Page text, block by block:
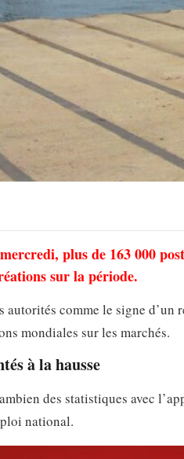
plus de 163 000
sur la période.
comme le signe d’un
mondiales sur les marchés.
à la hausse
des statistiques avec
national.